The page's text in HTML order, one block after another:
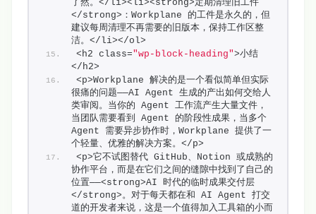
了然。</li><li><strong>定期清理旧工件
</strong>：Workplane 的工件是永久的，但
建议每周清理不再需要的旧版本，保持工作区整
洁。</li></ol>
<h2 class="wp-block-heading">小结
</h2>
<p>Workplane 解决的是一个看似简单但实际
很痛的问题——AI Agent 生成的产出如何交给人
类审阅。当你的 Agent 工作流产生大量文件，
当团队需要看到 Agent 的阶段性成果，当多个
Agent 需要异步协作时，Workplane 提供了一
个轻量、优雅的解决方案。</p>
<p>它不试图替代 GitHub、Notion 或成熟的
协作平台，而是在它们之间的缝隙中找到了自己的
位置——<strong>AI 时代的临时成果交付层
</strong>。对于每天都在和 AI Agent 打交
道的开发者来说，这是一个值得加入工具箱的小而